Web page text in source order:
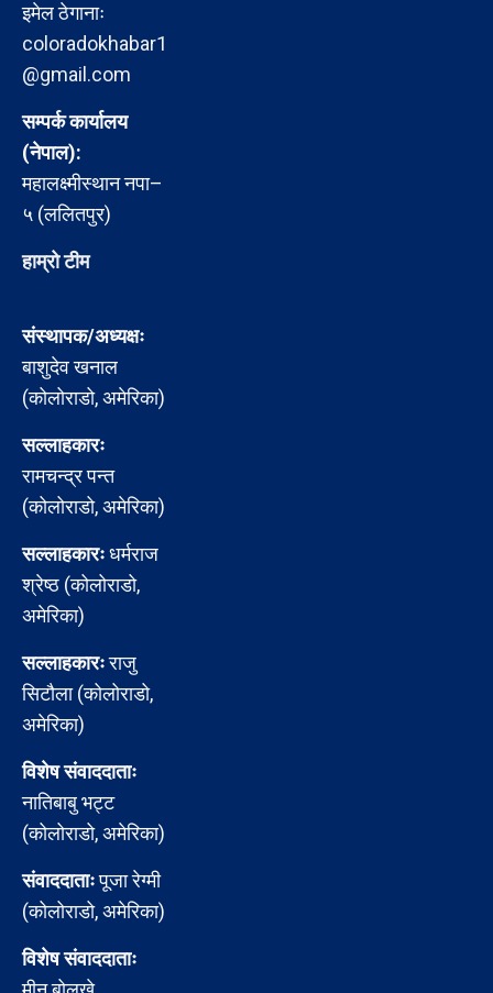
इमेल ठेगानाः
coloradokhabar1
@gmail.com
सम्पर्क कार्यालय
(नेपाल):
महालक्ष्मीस्थान नपा–
५ (ललितपुर)
हाम्रो टीम
संस्थापक/अध्यक्षः
बाशुदेव खनाल
(कोलोराडो, अमेरिका)
सल्लाहकारः
रामचन्द्र पन्त
(कोलोराडो, अमेरिका)
सल्लाहकारःधर्मराज
श्रेष्ठ (कोलोराडो,
अमेरिका)
सल्लाहकारःराजु
सिटौला (कोलोराडो,
अमेरिका)
विशेष संवाददाताः
नातिबाबु भट्ट
(कोलोराडो, अमेरिका)
संवाददाताःपूजा रेग्मी
(कोलोराडो, अमेरिका)
विशेष संवाददाताः